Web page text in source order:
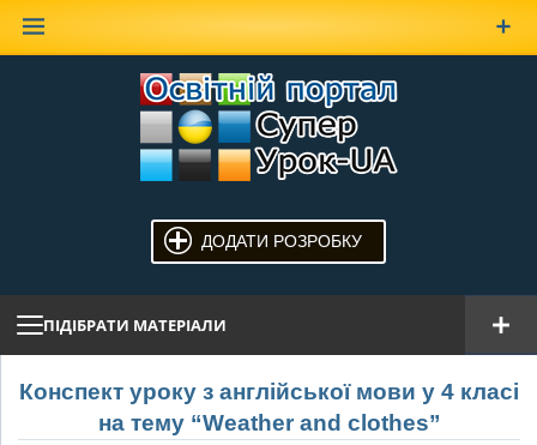
ДОДАТИ РОЗРОБКУ
ПІДІБРАТИ МАТЕРІАЛИ
Конспект уроку з англійської мови у 4 класі
на тему “Weather and clothes”